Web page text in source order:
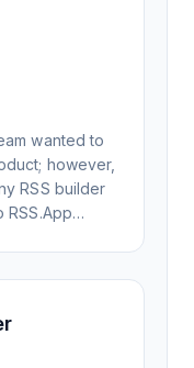
Thank you.
wanted to
however,
RSS builder
was
wanted to
a few
and direct